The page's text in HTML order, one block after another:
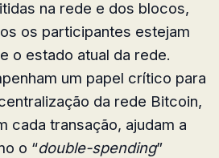
na rede e dos blocos,
os participantes estejam
o estado atual da rede.
um papel crítico para
da rede Bitcoin,
cada transação, ajudam a
o “double-spending”